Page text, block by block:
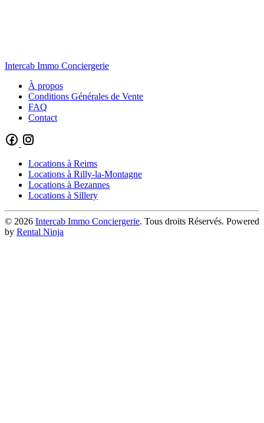
Intercab Immo Conciergerie
À propos
Conditions Générales de Vente
FAQ
Contact
Locations à Reims
Locations à Rilly-la-Montagne
Locations à Bezannes
Locations à Sillery
© 2026 Intercab Immo Conciergerie. Tous droits Réservés. Powered
by Rental Ninja